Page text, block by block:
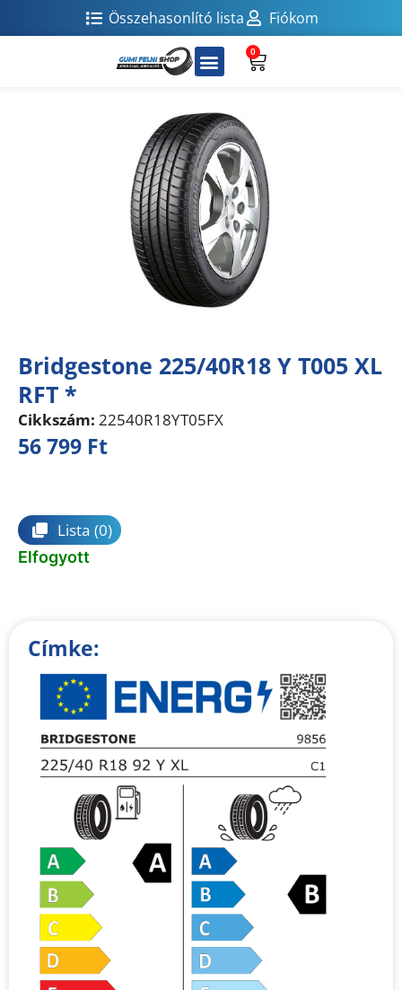
Összehasonlító lista Fiókom
0
Bridgestone 225/40R18 Y T005 XL
RFT *
Cikkszám: 22540R18YT05FX
56 799 Ft
Lista (0)
Elfogyott
Címke: